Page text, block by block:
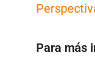
Para más